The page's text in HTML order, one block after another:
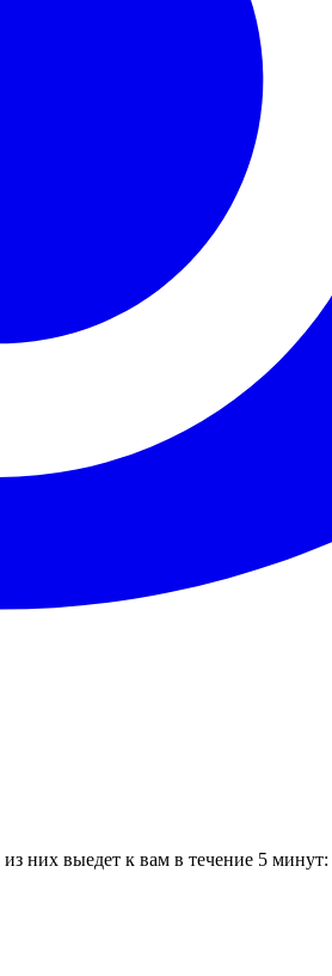
них выедет к вам в течение 5 минут: